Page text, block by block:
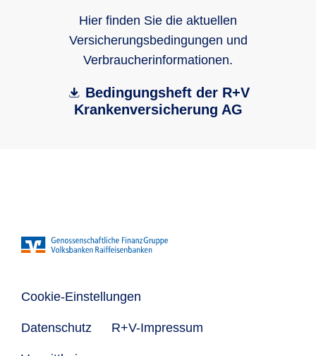
Hier finden Sie die aktuellen
Versicherungsbedingungen und
Verbraucherinformationen.
Bedingungsheft der R+V
Krankenversicherung AG
Cookie-Einstellungen
Datenschutz R+V-Impressum